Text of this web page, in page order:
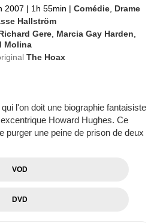
2007 | 1h 55min | Comédie Drame
Hallström
Gere Marcia Gay Harden
Molina
The Hoax
l'on doit une biographie fantaisiste
Howard Hughes. Ce
purger une peine de prison de deux
VOD
DVD